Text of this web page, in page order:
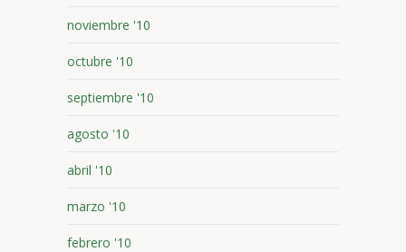
noviembre '10
octubre '10
septiembre '10
agosto '10
abril '10
marzo '10
febrero '10